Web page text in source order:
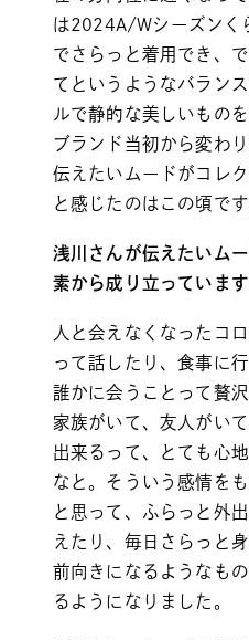
は2024A/Wシーズンく
でさらっと着用でき、
てというようなバラン
ルで静的な美しいもの
ブランド当初から変わ
伝えたいムードがコレ
と感じたのはこの頃です
浅川さんが伝えたいム
素から成り立っています
人と会えなくなったコ
って話したり、食事に
誰かに会うことって贅
家族がいて、友人がい
出来るって、とても心
なと。そういう感情を
と思って、ふらっと外
えたり、毎日さらっと
前向きになるようなも
るようになりました。